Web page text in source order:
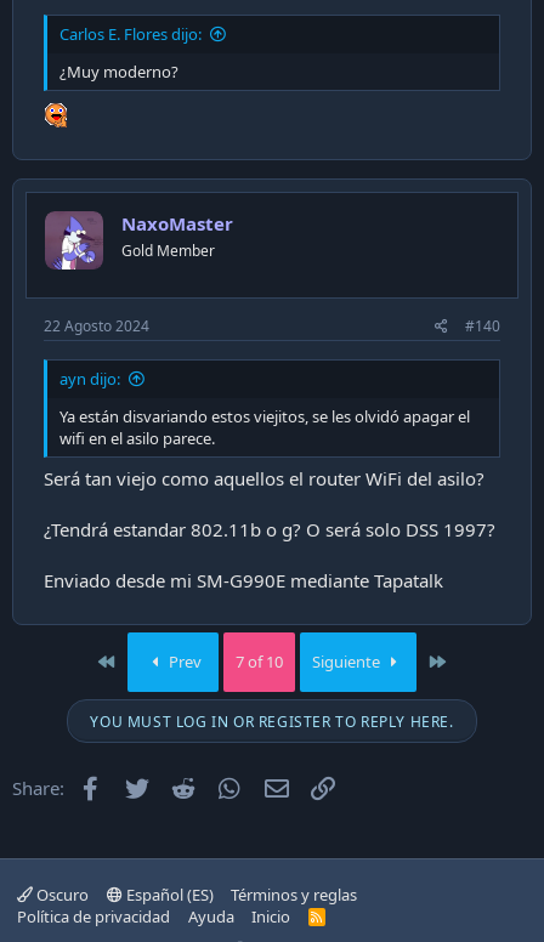
Carlos E. Flores dijo:
¿Muy moderno?
NaxoMaster
Gold Member
22 Agosto 2024 #140
ayn dijo:
Ya están disvariando estos viejitos, se les olvidó apagar el
wifi en el asilo parece.
Será tan viejo como aquellos el router WiFi del asilo?
¿Tendrá estandar 802.11b o g? O será solo DSS 1997?
Enviado desde mi SM-G990E mediante Tapatalk
Prev 7 of 10 Siguiente
YOU MUST LOG IN OR REGISTER TO REPLY HERE.
Share: Facebook
Twitter Reddit WhatsApp
Email
Oscuro Español (ES)
Términos y reglas
Política de privacidad
Ayuda Inicio
R